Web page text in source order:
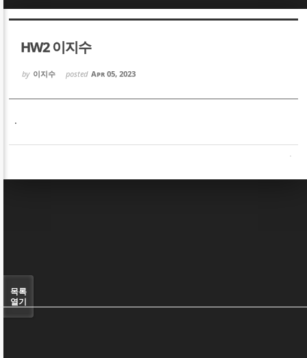
HW2 이지수
by 이지수 posted Apr 05, 2023
.
목록
열기
Sketchbook5, 스케치북5
Sketchbook5, 스케치북5
Sketchbook5, 스케치북5
Sketchbook5, 스케치북5